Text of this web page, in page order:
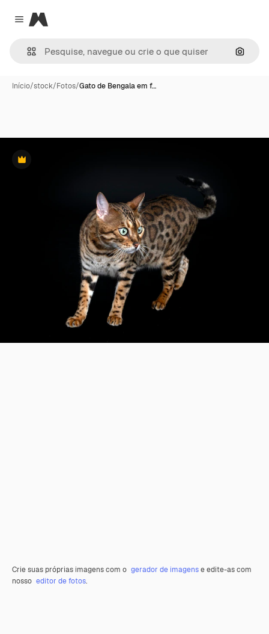
Close menu
Magnific
Início/stock/Fotos/Gato de Bengala em f…
Premium
Crie suas próprias imagens com o gerador de imagense edite-as com
nosso editor de fotos.